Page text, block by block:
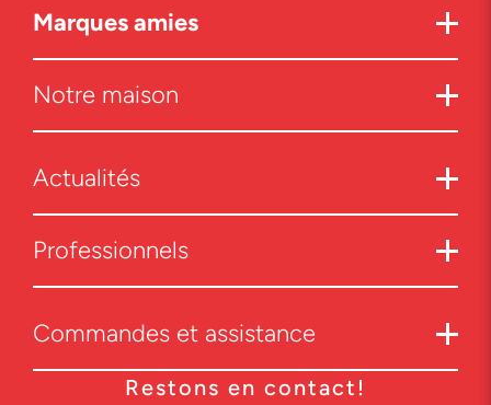
Marques amies
Notre maison
Actualités
Professionnels
Commandes et assistance
Restons en contact!